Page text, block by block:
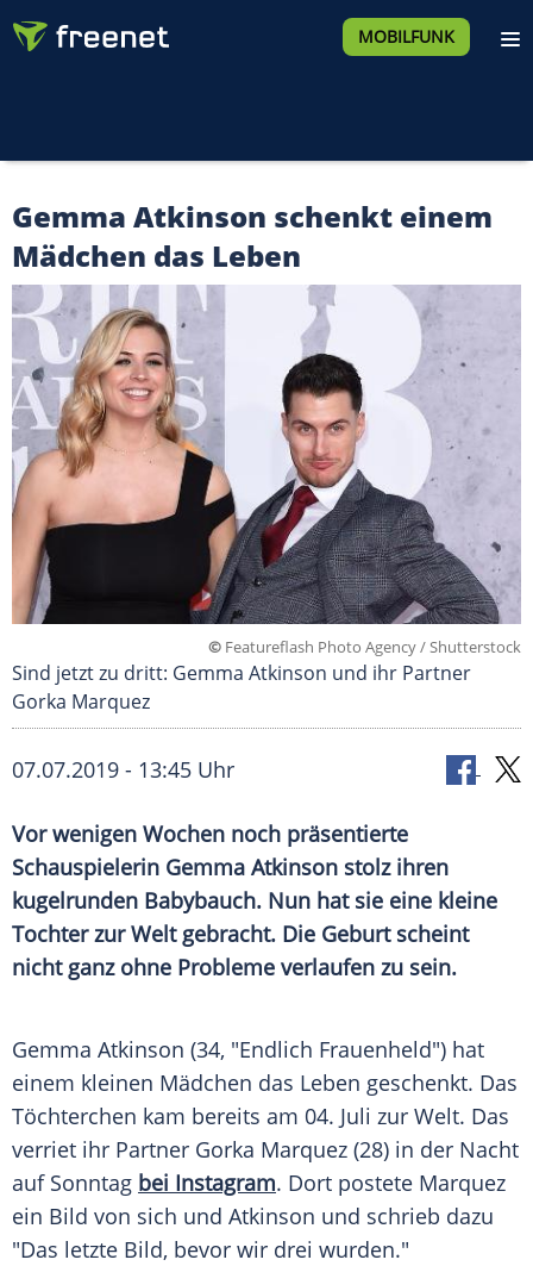
MOBILFUNK
Gemma Atkinson schenkt einem
Mädchen das Leben
© Featureflash Photo Agency / Shutterstock
Sind jetzt zu dritt: Gemma Atkinson und ihr Partner
Gorka Marquez
07.07.2019 - 13:45 Uhr
Vor wenigen Wochen noch präsentierte
Schauspielerin Gemma Atkinson stolz ihren
kugelrunden Babybauch. Nun hat sie eine kleine
Tochter zur Welt gebracht. Die Geburtscheint
nicht ganz ohne Probleme verlaufen zu sein.
Gemma Atkinson (34, "Endlich Frauenheld") hat
einem kleinen Mädchen das Leben geschenkt. Das
Töchterchen kam bereits am 04. Juli zur Welt. Das
verriet ihr Partner Gorka Marquez (28) in der Nacht
auf Sonntag bei Instagram. Dort postete Marquez
ein Bild von sich und Atkinson und schrieb dazu
"Das letzte Bild, bevor wir drei wurden."